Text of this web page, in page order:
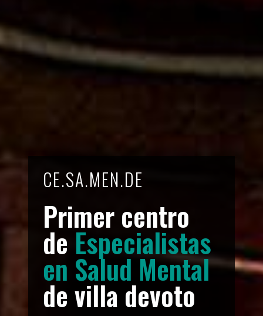
CE.SA.MEN.DE
Primer centro
de Especialistas
en Salud Mental
de villa devoto